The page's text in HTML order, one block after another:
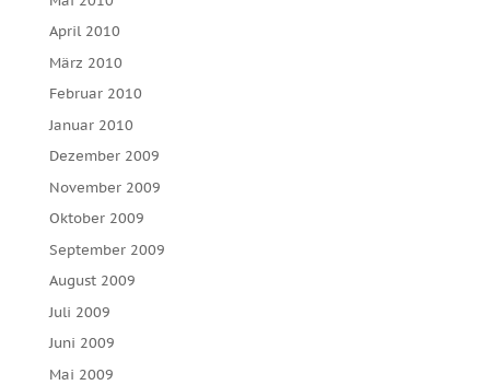
April 2010
März 2010
Februar 2010
Januar 2010
Dezember 2009
November 2009
Oktober 2009
September 2009
August 2009
Juli 2009
Juni 2009
Mai 2009